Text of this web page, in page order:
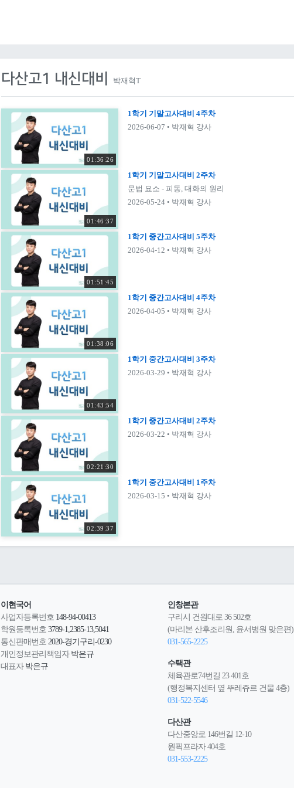
다산고1 내신대비 박재혁T
01:36:26
1학기 기말고사대비 4주차
2026-06-07 • 박재혁 강사
01:46:37
1학기 기말고사대비 2주차
문법 요소 - 피동, 대화의 원리
2026-05-24 • 박재혁 강사
01:51:45
1학기 중간고사대비 5주차
2026-04-12 • 박재혁 강사
01:38:06
1학기 중간고사대비 4주차
2026-04-05 • 박재혁 강사
01:43:54
1학기 중간고사대비 3주차
2026-03-29 • 박재혁 강사
02:21:30
1학기 중간고사대비 2주차
2026-03-22 • 박재혁 강사
02:39:37
1학기 중간고사대비 1주차
2026-03-15 • 박재혁 강사
이현국어
사업자등록번호 148-94-00413
학원등록번호3789-1,2385-13,5041
통신판매번호 2020-경기구리-0230
개인정보관리책임자박은규
대표자박은규
인창본관
구리시 건원대로 36 502호
(마리본 산후조리원, 윤서병원 맞은편)
031-565-2225
수택관
체육관로74번길 23 401호
(행정복지센터 옆 뚜레쥬르 건물 4층)
031-522-5546
다산관
다산중앙로 146번길 12-10
원픽프라자 404호
031-553-2225